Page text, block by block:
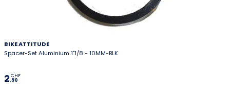
BIKE ATTITUDE
Spacer-Set Aluminium 1"1/8 - 10MM-BLK
2,90
CHF